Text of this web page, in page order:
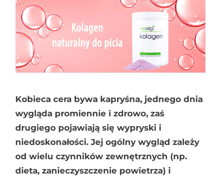
Kobieca cera bywa kapryśna, jednego dnia
wygląda promiennie i zdrowo, zaś
drugiego pojawiają się wypryski i
niedoskonałości. Jej ogólny wygląd zależy
od wielu czynników zewnętrznych (np.
dieta, zanieczyszczenie powietrza) i